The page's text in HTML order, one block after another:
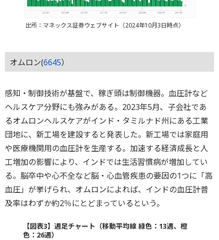
出所：マネックス証券ウェブサイト（2024年10月3日時点）
オムロン(6645）
感知・制御技術が基盤で、稼ぎ頭は制御機器。血圧計など
ヘルスケア分野にも強みがある。2023年5月、子会社であ
るオムロンヘルスケアがインド・タミルナド州にある工業
団地に、新工場を建設すると発表した。新工場では家庭用
や医療機関用の血圧計を生産する。加速する経済成長と人
工増加の影響により、インドでは生活習慣病が増加してい
る。脳卒中や心不全など脳・心血管疾患の要因の1つに「高
血圧」が挙げられ、オムロンによれば、インドの血圧計普
及率はわずか約2％にとどまっているという。
【図表3】週足チャート（移動平均線 緑色：13週、橙
色：26週）